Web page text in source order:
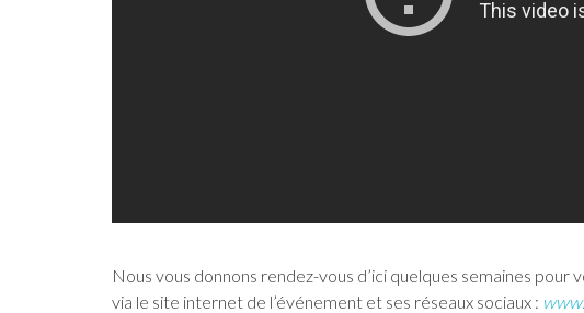
Nous vous donnons rendez-vous d’ici quelques semaines pour
via le site internet de l’événement et ses réseaux sociaux :